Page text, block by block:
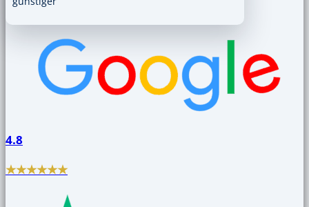
4.8
★★★★★★